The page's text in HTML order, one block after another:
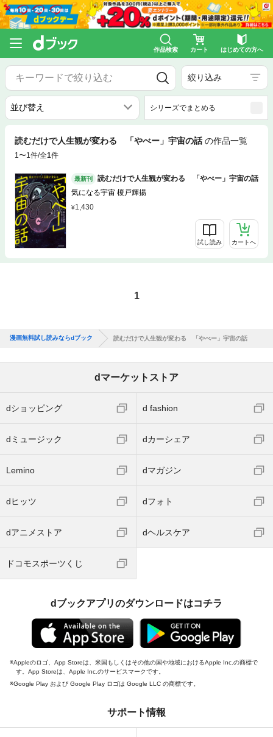
作品検索 カート はじめての方へ
絞り込み
シリーズでまとめる
読むだけで人生観が変わる 「やべー」宇宙の話 の作品一覧
1〜1件/全1件
最新刊
読むだけで人生観が変わる 「やべー」宇宙の話
気になる宇宙 榎戸輝揚
1,430
試し読み カートへ
1
漫画無料試し読みならdブック 読むだけで人生観が変わる 「やべー」宇宙の話
dマーケットストア
dショッピング d fashion
dミュージック dカーシェア
Lemino dマガジン
dヒッツ dフォト
dアニメストア dヘルスケア
ドコモスポーツくじ
dブックアプリのダウンロードはコチラ
Appleのロゴ、App Storeは、米国もしくはその他の国や地域におけるApple Inc.の商標で
す。App Storeは、Apple Inc.のサービスマークです。
Google Play および Google Play ロゴは Google LLC の商標です。
サポート情報